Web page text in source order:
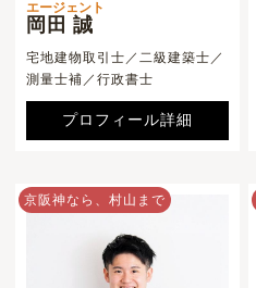
エージェント
岡田 誠
宅地建物取引士／二級建築士／
測量士補／行政書士
プロフィール詳細
京阪神なら、村山まで